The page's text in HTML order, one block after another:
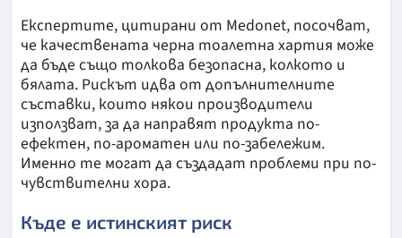
Експертите, цитирани от Medonet, посочват,
че качествената черна тоалетна хартия може
да бъде също толкова безопасна, колкото и
бялата. Рискът идва от допълнителните
съставки, които някои производители
използват, за да направят продукта по-
ефектен, по-ароматен или по-забележим.
Именно те могат да създадат проблеми при по-
чувствителни хора.
Къде е истинският риск